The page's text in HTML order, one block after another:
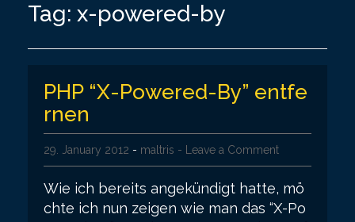
Tag: x-powered-by
PHP “X-Powered-By” entfe
rnen
29. January 2012 - maltris - Leave a Comment
Wie ich bereits angekündigt hatte, mö
chte ich nun zeigen wie man das “X-Po